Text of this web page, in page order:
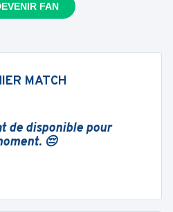
FAN
MATCH
de disponible pour
😔